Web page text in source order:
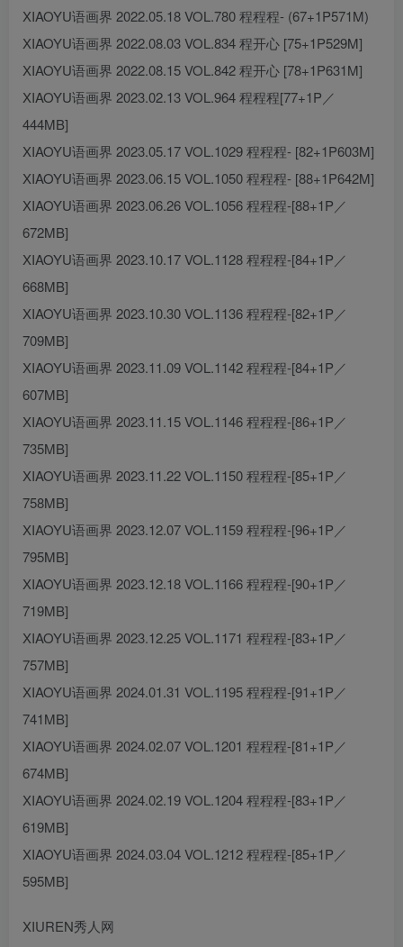
XIAOYU语画界 2022.05.18 VOL.780 程程程- (67+1P571M)
XIAOYU语画界 2022.08.03 VOL.834 程开心 [75+1P529M]
XIAOYU语画界 2022.08.15 VOL.842 程开心 [78+1P631M]
XIAOYU语画界 2023.02.13 VOL.964 程程程[77+1P／
444MB]
XIAOYU语画界 2023.05.17 VOL.1029 程程程- [82+1P603M]
XIAOYU语画界 2023.06.15 VOL.1050 程程程- [88+1P642M]
XIAOYU语画界 2023.06.26 VOL.1056 程程程-[88+1P／
672MB]
XIAOYU语画界 2023.10.17 VOL.1128 程程程-[84+1P／
668MB]
XIAOYU语画界 2023.10.30 VOL.1136 程程程-[82+1P／
709MB]
XIAOYU语画界 2023.11.09 VOL.1142 程程程-[84+1P／
607MB]
XIAOYU语画界 2023.11.15 VOL.1146 程程程-[86+1P／
735MB]
XIAOYU语画界 2023.11.22 VOL.1150 程程程-[85+1P／
758MB]
XIAOYU语画界 2023.12.07 VOL.1159 程程程-[96+1P／
795MB]
XIAOYU语画界 2023.12.18 VOL.1166 程程程-[90+1P／
719MB]
XIAOYU语画界 2023.12.25 VOL.1171 程程程-[83+1P／
757MB]
XIAOYU语画界 2024.01.31 VOL.1195 程程程-[91+1P／
741MB]
XIAOYU语画界 2024.02.07 VOL.1201 程程程-[81+1P／
674MB]
XIAOYU语画界 2024.02.19 VOL.1204 程程程-[83+1P／
619MB]
XIAOYU语画界 2024.03.04 VOL.1212 程程程-[85+1P／
595MB]
XIUREN秀人网